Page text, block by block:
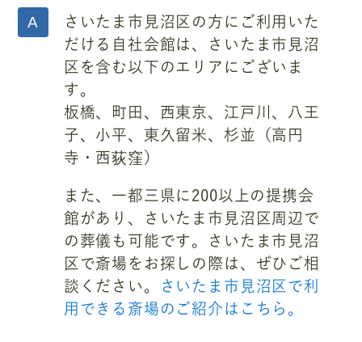
さいたま市見沼区の方にご利用いた
だける自社会館は、さいたま市見沼
区を含む以下のエリアにございま
す。
板橋、町田、西東京、江戸川、八王
子、小平、東久留米、杉並（高円
寺・西荻窪）
また、一都三県に200以上の提携会
館があり、さいたま市見沼区周辺で
の葬儀も可能です。さいたま市見沼
区で斎場をお探しの際は、ぜひご相
談ください。
さいたま市見沼区で利
用できる斎場のご紹介はこちら。